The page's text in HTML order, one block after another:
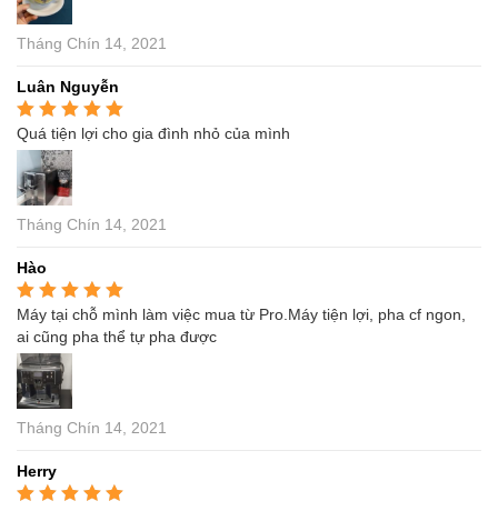
Tháng Chín 14, 2021
Luân Nguyễn
Được xếp hạng 55
sao
Quá tiện lợi cho gia đình nhỏ của mình
Tháng Chín 14, 2021
Hào
Được xếp hạng5 5
sao
Máy tại chỗ mình làm việc mua từ Pro.Máy tiện lợi, pha cf ngon,
ai cũng pha thể tự pha được
Tháng Chín 14, 2021
Herry